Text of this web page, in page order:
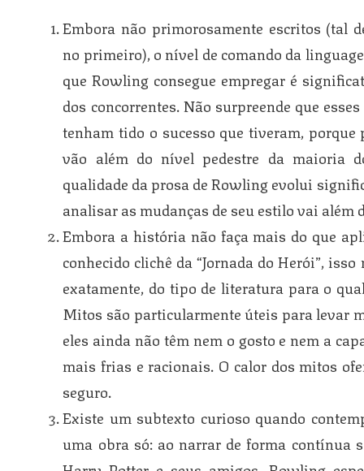
Embora não primorosamente escritos (tal
no primeiro), o nível de comando da
que Rowling consegue empregar é
dos concorrentes. Não surpreende que
tenham tido o sucesso que tiveram,
vão além do nível pedestre da maioria
qualidade da prosa de Rowling evolui
analisar as mudanças de seu estilo vai além
Embora a história não faça mais do que
conhecido clichê da “Jornada do Herói”,
exatamente, do tipo de literatura para o
Mitos são particularmente úteis para levar
eles ainda não têm nem o gosto e nem a
mais frias e racionais. O calor dos mitos
seguro.
Existe um subtexto curioso quando
uma obra só: ao narrar de forma contínua